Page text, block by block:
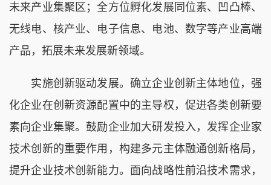
未来产业集聚区；全方位孵化发展同位素、凹凸棒、
无线电、核产业、电子信息、电池、数字等产业高端
产品，拓展未来发展新领域。
实施创新驱动发展。确立企业创新主体地位，强
化企业在创新资源配置中的主导权，促进各类创新要
素向企业集聚。鼓励企业加大研发投入，发挥企业家
技术创新的重要作用，构建多元主体融通创新格局，
提升企业技术创新能力。面向战略性前沿技术需求，